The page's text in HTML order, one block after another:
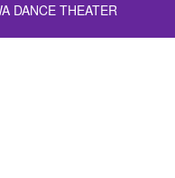
DANCE THEATER